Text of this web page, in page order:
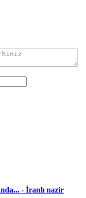
- İranlı nazir